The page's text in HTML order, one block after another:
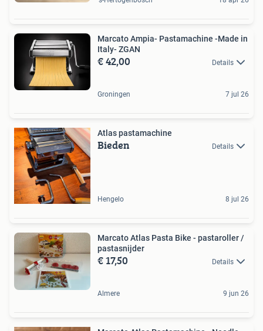
Marcato Ampia- Pastamachine -Made in
Italy- ZGAN
€ 42,00 Details
Groningen 7 jul 26
Atlas pastamachine
Bieden Details
Hengelo 8 jul 26
Marcato Atlas Pasta Bike - pastaroller /
pastasnijder
€ 17,50 Details
Almere 9 jun 26